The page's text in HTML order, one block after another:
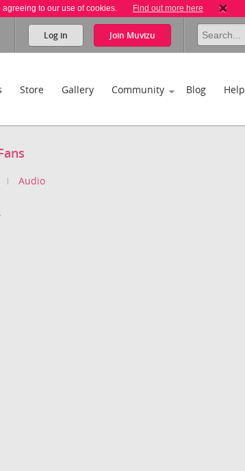
to our use of cookies. Find out more here
Log in Join Muvizu
Store Gallery Community Blog Help
Audio